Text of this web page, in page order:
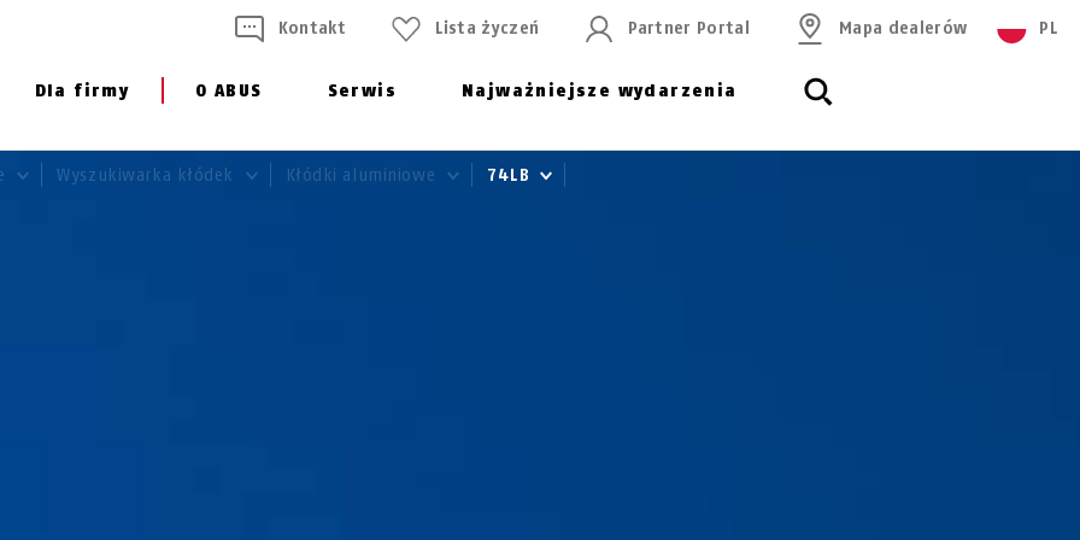
Dla firmy O ABUS Serwis Najważniejsze wydarzenia
Kontakt Lista życzeń Partner Portal Mapa dealerów PL
Wyszukiwarka kłódek Kłódki aluminiowe 74LB